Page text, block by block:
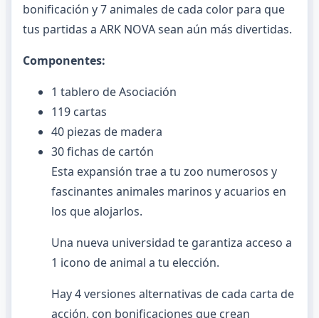
bonificación y 7 animales de cada color para que
tus partidas a ARK NOVA sean aún más divertidas.
Componentes:
1 tablero de Asociación
119 cartas
40 piezas de madera
30 fichas de cartón
Esta expansión trae a tu zoo numerosos y
fascinantes animales marinos y acuarios en
los que alojarlos.
Una nueva universidad te garantiza acceso a
1 icono de animal a tu elección.
Hay 4 versiones alternativas de cada carta de
acción, con bonificaciones que crean